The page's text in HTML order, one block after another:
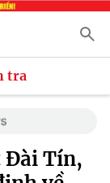
tra
Đài Tín,